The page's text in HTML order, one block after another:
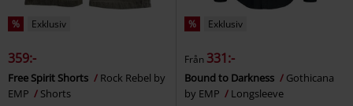
% Exklusiv
359:-
Free Spirit Shorts
Rock Rebel by
EMP
Shorts
% Exklusiv
Från 331:-
Bound to Darkness
Gothicana
by EMP
Longsleeve